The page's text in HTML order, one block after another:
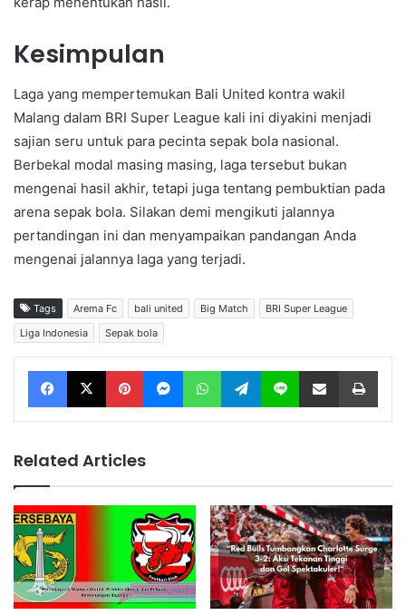
Kesimpulan
Laga yang mempertemukan Bali United kontra wakil
Malang dalam BRI Super League kali ini diyakini menjadi
sajian seru untuk para pecinta sepak bola nasional.
Berbekal modal masing masing, laga tersebut bukan
mengenai hasil akhir, tetapi juga tentang pembuktian pada
arena sepak bola. Silakan demi mengikuti jalannya
pertandingan ini dan menyampaikan pandangan Anda
mengenai jalannya laga yang terjadi.
Tags Arema Fc bali united Big Match
BRI Super League
Liga Indonesia
Sepak bola
Facebook X Pinterest Messenger WhatsApp Telegram Line Share via Email
Related Articles